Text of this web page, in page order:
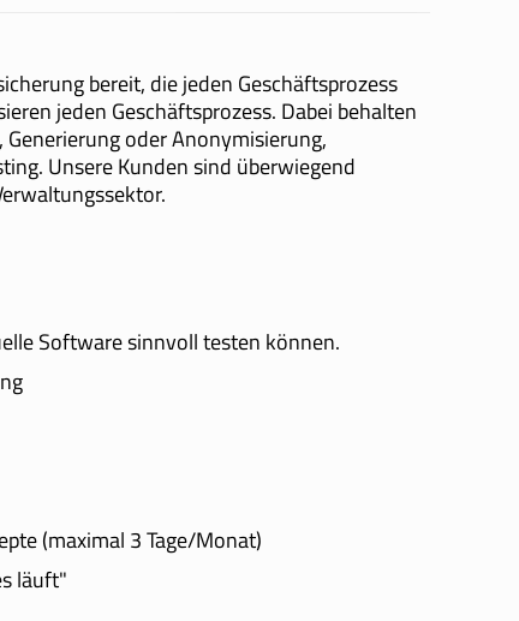
bereit, die jeden Geschäftsprozess
jeden Geschäftsprozess. Dabei behalten
oder Anonymisierung,
Unsere Kunden sind überwiegend
Software sinnvoll testen können.
(maximal 3 Tage/Monat)
läuft"